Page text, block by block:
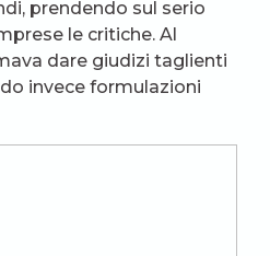
prendendo sul serio
le critiche. Al
dare giudizi taglienti
invece formulazioni